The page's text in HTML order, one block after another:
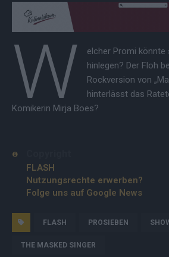
W
elcher Promi
hinlegen? Der Floh
Rockversion von
hinterlässt das
Komikerin Mirja Boes?
FLASH
Nutzungsrechte erwerben?
Folge uns auf Google News
FLASH PROSIEBEN
THE MASKED SINGER